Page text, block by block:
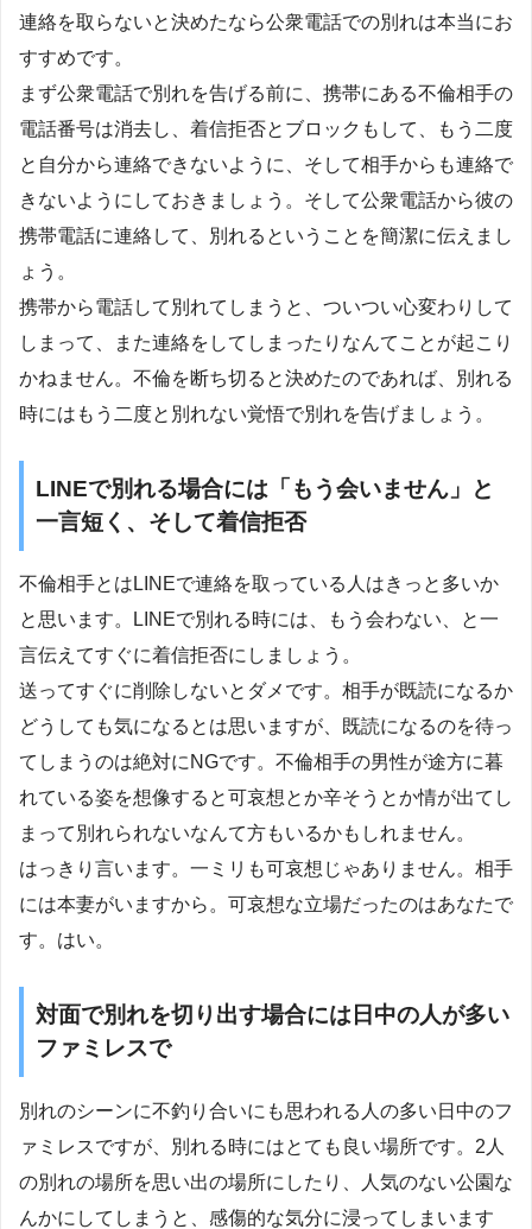
連絡を取らないと決めたなら公衆電話での別れは本当にお
すすめです。
まず公衆電話で別れを告げる前に、携帯にある不倫相手の
電話番号は消去し、着信拒否とブロックもして、もう二度
と自分から連絡できないように、そして相手からも連絡で
きないようにしておきましょう。そして公衆電話から彼の
携帯電話に連絡して、別れるということを簡潔に伝えまし
ょう。
携帯から電話して別れてしまうと、ついつい心変わりして
しまって、また連絡をしてしまったりなんてことが起こり
かねません。不倫を断ち切ると決めたのであれば、別れる
時にはもう二度と別れない覚悟で別れを告げましょう。
LINEで別れる場合には「もう会いません」と
一言短く、そして着信拒否
不倫相手とはLINEで連絡を取っている人はきっと多いか
と思います。LINEで別れる時には、もう会わない、と一
言伝えてすぐに着信拒否にしましょう。
送ってすぐに削除しないとダメです。相手が既読になるか
どうしても気になるとは思いますが、既読になるのを待っ
てしまうのは絶対にNGです。不倫相手の男性が途方に暮
れている姿を想像すると可哀想とか辛そうとか情が出てし
まって別れられないなんて方もいるかもしれません。
はっきり言います。一ミリも可哀想じゃありません。相手
には本妻がいますから。可哀想な立場だったのはあなたで
す。はい。
対面で別れを切り出す場合には日中の人が多い
ファミレスで
別れのシーンに不釣り合いにも思われる人の多い日中のフ
ァミレスですが、別れる時にはとても良い場所です。2人
の別れの場所を思い出の場所にしたり、人気のない公園な
んかにしてしまうと、感傷的な気分に浸ってしまいます